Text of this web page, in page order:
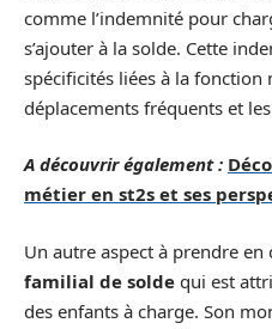
comme l’indemnité pour
s’ajouter à la solde. Cette
spécificités liées à la
déplacements fréquents et
A découvrir également :
métier en st2s et ses
Un autre aspect à prendre en
familial de solde qui est
des enfants à charge. Son